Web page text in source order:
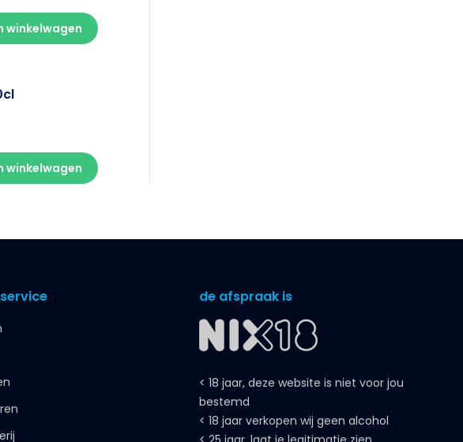
winkelwagen
winkelwagen
de afspraak is
< 18 jaar, deze website is niet voor jou
bestemd
< 18 jaar verkopen wij geen alcohol